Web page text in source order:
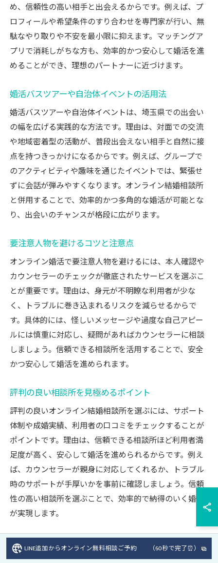
め、信頼性の高い相手と出会えるからです。例えば、プ
ロフィールや希望条件のすり合わせを専門家が行い、無
駄なやり取りや不安を最小限に抑えます。マッチングア
プリで消耗しがちな方も、効率的かつ安心して婚活を進
めることができ、理想のパートナーに近づけます。
婚活バスツアーや自治体イベントの活用法
婚活バスツアーや自治体イベントは、埼玉県での出会い
の幅を広げる実践的な方法です。理由は、対面での交流
や地域密着型の活動が、普段出会えない相手と自然に接
点を持つきっかけになるからです。例えば、グループで
のアクティビティや趣味を通じたイベントでは、緊張せ
ずに会話が弾みやすくなります。オンライン結婚相談所
と併用することで、効率的かつ多角的な婚活が可能とな
り、出会いのチャンスが格段に広がります。
要注意人物を避けるコツと注意点
オンライン婚活で要注意人物を避けるには、本人確認や
カウンセラーのチェックが徹底されたサービスを選ぶこ
とが重要です。理由は、身元が不明瞭な利用者が少な
く、トラブルに巻き込まれるリスクを減らせるからで
す。具体的には、怪しいメッセージや過度な自己アピー
ルには慎重に対応し、疑問があればカウンセラーに相談
しましょう。信頼できる相談所を活用することで、安全
かつ安心して婚活を進められます。
評判の良い相談所を見極めるポイント
評判の良いオンライン結婚相談所を選ぶには、サポート
体制や成婚実績、利用者の口コミをチェックすることが
ポイントです。理由は、信頼できる相談所ほど利用者満
足度が高く、安心して婚活を進められるからです。例え
ば、カウンセラーが親身に対応してくれるか、トラブル
時のサポートが手厚いかを事前に確認しましょう。信頼
性の高い相談所を選ぶことで、効率的で納得のいく婚活
が実現します。
自分に合った婚活サービスの選択方法
LINE追加からオンライン無料相談ご予約 （60秒で完了⏰）